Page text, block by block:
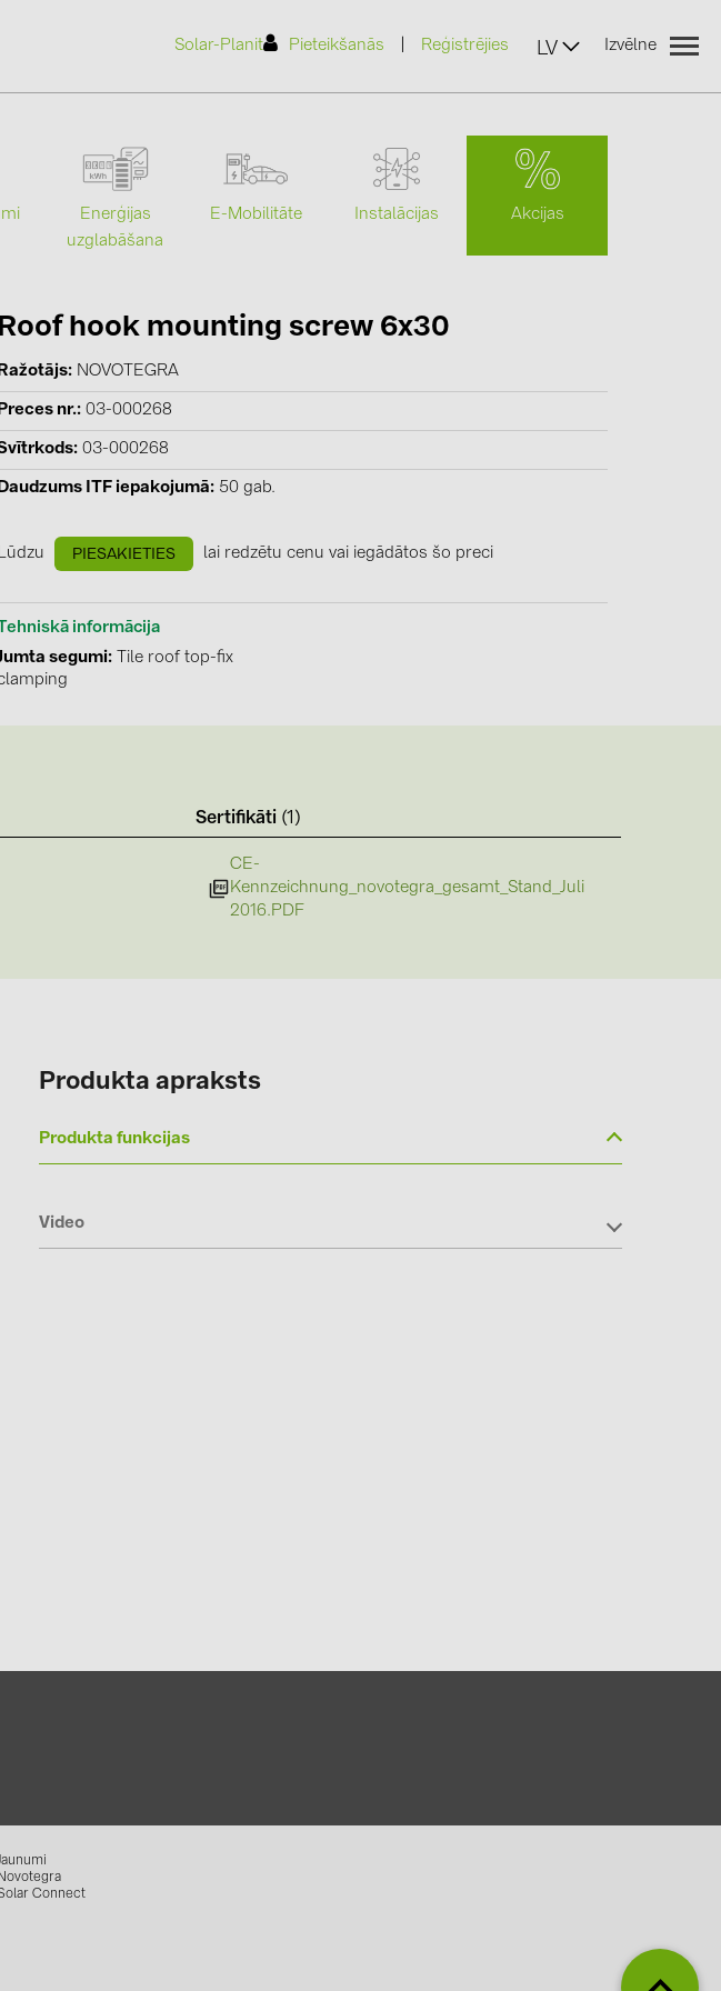
Solar-Planit Pieteikšanās Reģistrējies LV Izvēlne
Ražotāji
ABB (21)
BAKS (51)
BUDMAT (6)
EVOPIPES (7)
FRONIUS (42)
GROMTOR (32)
HUAWEI (51)
JINKO (1)
LEADER (6)
PRYSMIAN DRAKA (18)
PYLONTECH (19)
QILOWATT (3)
Stäubli (2)
TIGO (4)
WHES (5)
Enerģijas
uzglabāšana
E-Mobilitāte Instalācijas Akcijas
Roof hook mounting screw 6x30
NOVOTEGRA
nr. 03-000268
03-000268
ITF iepakojumā 50 gab.
PIESAKIETIES lai redzētu cenu vai iegādātos šo preci
Tehniskā informācija
segumi
Tile roof top-fix
Sertifikāti (1)
CE-
Kennzeichnung_novotegra_gesamt_Stand_Juli
2016.PDF
Produkta apraksts
Produkta funkcijas
Video
Connect